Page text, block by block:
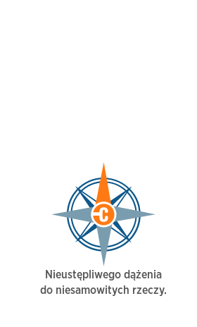
Nieustępliwego dążenia
do niesamowitych rzeczy.